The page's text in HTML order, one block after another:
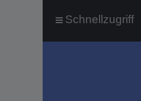
Schnellzugriff